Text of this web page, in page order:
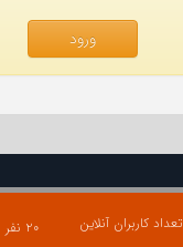
ورود
تعداد کاربران آنلاین
۲۰ نفر